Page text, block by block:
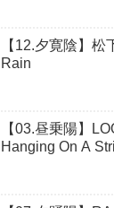
【12.夕寛陰】
Rain
【03.昼乗陽】
Hanging On A